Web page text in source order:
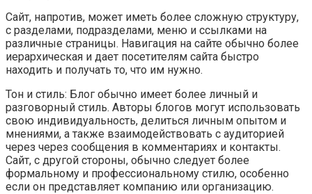
Сайт, напротив, может иметь более сложную структуру,
с разделами, подразделами, меню и ссылками на
различные страницы. Навигация на сайте обычно более
иерархическая и дает посетителям сайта быстро
находить и получать то, что им нужно.
Тон и стиль: Блог обычно имеет более личный и
разговорный стиль. Авторы блогов могут использовать
свою индивидуальность, делиться личным опытом и
мнениями, а также взаимодействовать с аудиторией
через через сообщения в комментариях и контакты.
Сайт, с другой стороны, обычно следует более
формальному и профессиональному стилю, особенно
если он представляет компанию или организацию.